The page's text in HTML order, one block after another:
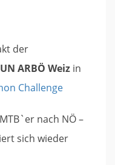
der
ARBÖ Weiz in
Challenge
nach NÖ –
sich wieder